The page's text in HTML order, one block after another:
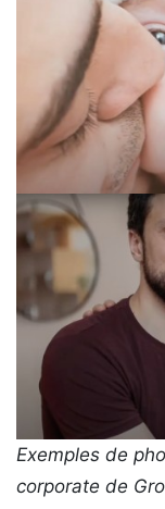
Exemples de
corporate de